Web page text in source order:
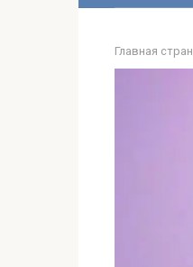
Главная